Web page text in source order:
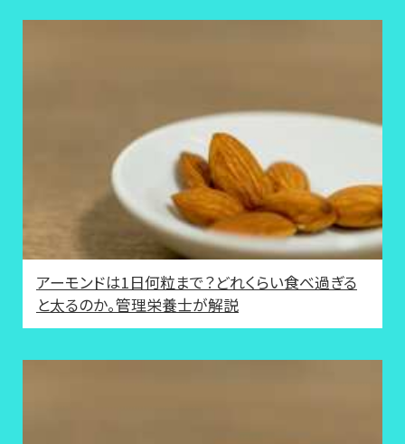
アーモンドは1日何粒まで？どれくらい食べ過ぎる
と太るのか。管理栄養士が解説